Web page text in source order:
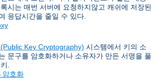
시는 매번 서버에 요청하지않고 캐쉬에 저장된
응답시간을 줄일 수 있다.
Key Cryptography) 시스템에서 키의 소
문구를 암호화하거나 소유자가 만든 서명을 풀
.
암호화